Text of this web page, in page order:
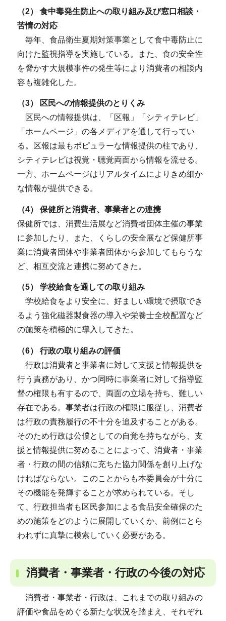
（2） 食中毒発生防止への取り組み及び窓口相談・
苦情の対応
毎年、食品衛生夏期対策事業として食中毒防止に
向けた監視指導を実施している。また、食の安全性
を脅かす大規模事件の発生等により消費者の相談内
容も複雑化した。
（3） 区民への情報提供のとりくみ
区民への情報提供は、「区報」「シティテレビ」
「ホームページ」の各メディアを通して行ってい
る。区報は最もポピュラーな情報提供の柱であり、
シティテレビは視覚・聴覚両面から情報を流せる。
一方、ホームページはリアルタイムによりきめ細か
な情報が提供できる。
（4） 保健所と消費者、事業者との連携
保健所では、消費生活展など消費者団体主催の事業
に参加したり、また、くらしの安全展など保健所事
業に消費者団体や事業者団体から参加してもらうな
ど、相互交流と連携に努めてきた。
（5） 学校給食を通しての取り組み
学校給食をより安全に、好ましい環境で摂取でき
るよう強化磁器製食器の導入や栄養士全校配置など
の施策を積極的に導入してきた。
（6） 行政の取り組みの評価
行政は消費者と事業者に対して支援と情報提供を
行う責務があり、かつ同時に事業者に対して指導監
督の権限も有するので、両面の立場を持ち、難しい
存在である。事業者は行政の権限に服従し、消費者
は行政の責務履行の不十分を追及することがある。
そのため行政は公僕としての自覚を持ちながら、支
援と情報提供に努めることによって、消費者・事業
者・行政の間の信頼に充ちた協力関係を創り上げな
ければならない。このことからも本委員会が十分に
その機能を発輝することが求められている。そし
て、行政担当者も区民参加による食品安全確保のた
めの施策をどのように展開していくか、前例にとら
われずに真摯に模索していく必要がある。
消費者・事業者・行政の今後の対応
消費者・事業者・行政は、これまでの取り組みの
評価や食品をめぐる新たな状況を踏まえ、それぞれ